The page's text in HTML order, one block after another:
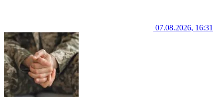
07.08.2026, 16:31